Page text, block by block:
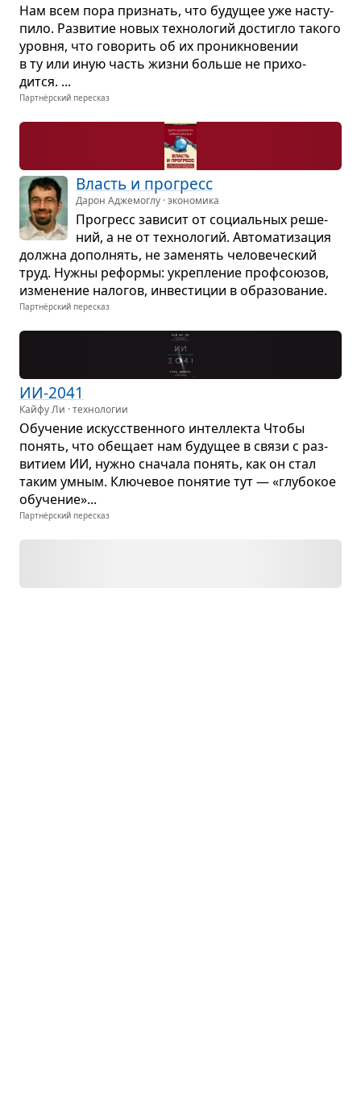
Нам всем пора при­знать, что буду­щее уже насту­
пило. Раз­ви­тие новых тех­но­ло­гий достигло такого
уровня, что гово­рить об их про­ник­но­ве­нии
в ту или иную часть жизни больше не при­хо­
дится. ...
Партнёрский пересказ
Власть и про­гресс
Дарон Аджемоглу · экономика
Про­гресс зави­сит от соци­аль­ных реше­
ний, а не от тех­но­ло­гий. Авто­ма­ти­за­ция
должна допол­нять, не заме­нять чело­ве­че­ский
труд. Нужны реформы: укреп­ле­ние проф­со­ю­зов,
изме­не­ние нало­гов, инве­сти­ции в обра­зо­ва­ние.
Партнёрский пересказ
ИИ-2041
Кайфу Ли · технологии
Обу­че­ние искус­ствен­ного интел­лекта Чтобы
понять, что обе­щает нам буду­щее в связи с раз­
ви­тием ИИ, нужно сна­чала понять, как он стал
таким умным. Клю­че­вое поня­тие тут — «глу­бо­кое
обу­че­ние»...
Партнёрский пересказ